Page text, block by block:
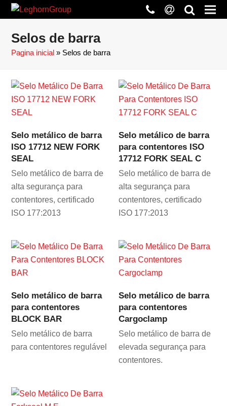
phone
at search
Selos de barra
Pagina inicial » Selos de barra
Selo metálico de barra
ISO 17712 NEW FORK
SEAL
Selo metálico de barra de
alta segurança para
contentores, certificado
ISO 177:2013
Selo metálico de barra
para contentores ISO
17712 FORK SEAL C
Selo metálico de barra de
alta segurança para
contentores, certificado
ISO 177:2013
Selo metálico de barra
para contentores
BLOCK BAR
Selo metálico de barra
para contentores regulável
Selo metálico de barra
para contentores
Cargoclamp
Selo metálico de barra de
elevada segurança para
contentores.